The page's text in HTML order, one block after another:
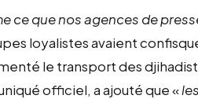
ce que nos agences de
loyalistes avaient
le transport des
officiel, a ajouté que «les